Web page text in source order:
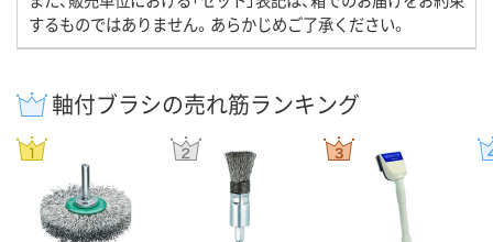
するものではありません。あらかじめご了承ください。
軸付ブラシの売れ筋ランキング